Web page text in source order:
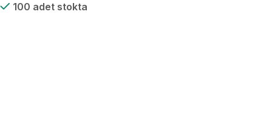
100 adet stokta